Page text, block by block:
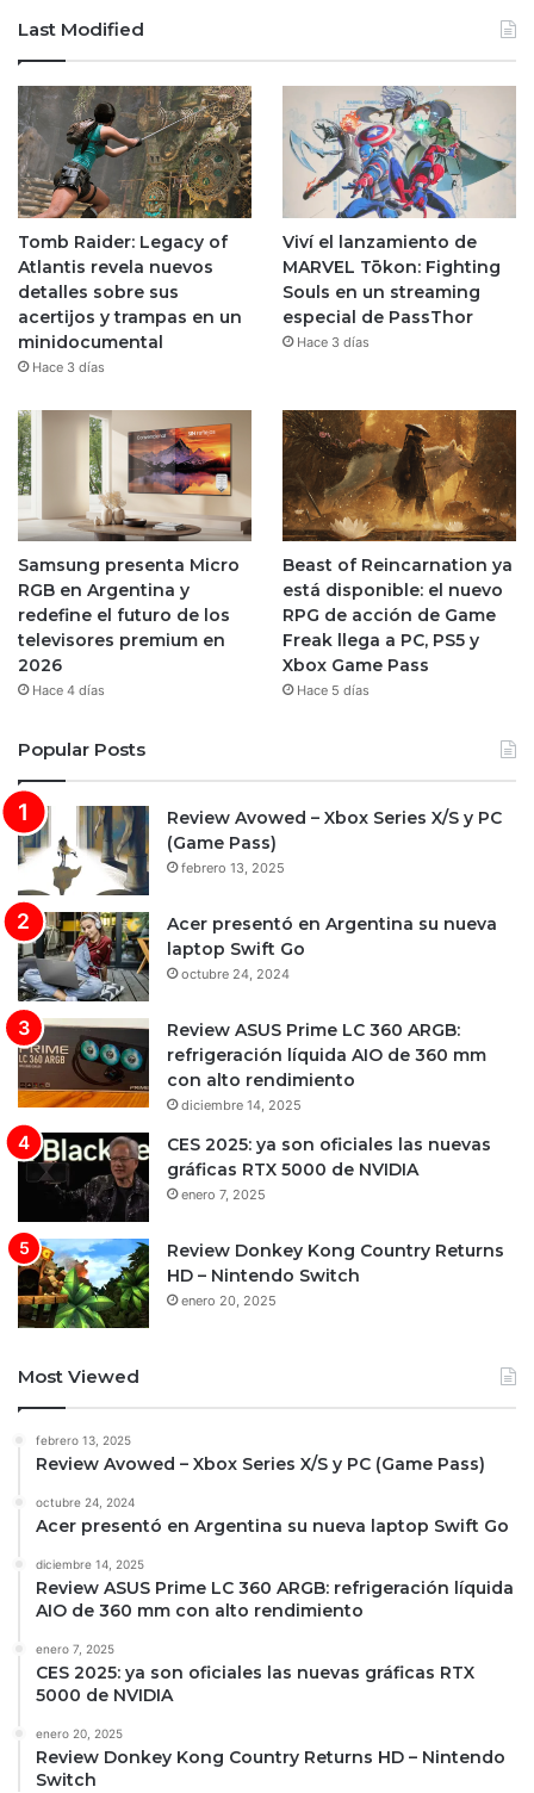
Last Modified
Tomb Raider: Legacy of
Atlantis revela nuevos
detalles sobre sus
acertijos y trampas en un
minidocumental
Hace 3 días
Viví el lanzamiento de
MARVEL Tōkon: Fighting
Souls en un streaming
especial de PassThor
Hace 3 días
Samsung presenta Micro
RGB en Argentina y
redefine el futuro de los
televisores premium en
2026
Hace 4 días
Beast of Reincarnation ya
está disponible: el nuevo
RPG de acción de Game
Freak llega a PC, PS5 y
Xbox Game Pass
Hace 5 días
Popular Posts
Review Avowed – Xbox Series X/S y PC
(Game Pass)
febrero 13, 2025
Acer presentó en Argentina su nueva
laptop Swift Go
octubre 24, 2024
Review ASUS Prime LC 360 ARGB:
refrigeración líquida AIO de 360 mm
con alto rendimiento
diciembre 14, 2025
CES 2025: ya son oficiales las nuevas
gráficas RTX 5000 de NVIDIA
enero 7, 2025
Review Donkey Kong Country Returns
HD – Nintendo Switch
enero 20, 2025
Most Viewed
febrero 13, 2025
Review Avowed – Xbox Series X/S y PC (Game Pass)
octubre 24, 2024
Acer presentó en Argentina su nueva laptop Swift Go
diciembre 14, 2025
Review ASUS Prime LC 360 ARGB: refrigeración líquida
AIO de 360 mm con alto rendimiento
enero 7, 2025
CES 2025: ya son oficiales las nuevas gráficas RTX
5000 de NVIDIA
enero 20, 2025
Review Donkey Kong Country Returns HD – Nintendo
Switch